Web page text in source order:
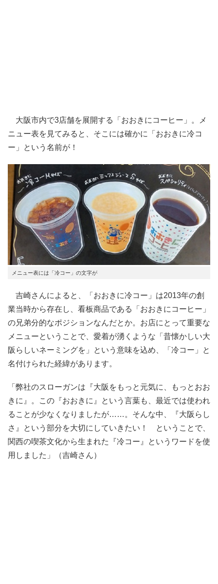
大阪市内で3店舗を展開する「おおきにコーヒー」。メ
ニュー表を見てみると、そこには確かに「おおきに冷コ
ー」という名前が！
メニュー表には「冷コー」の文字が
吉崎さんによると、「おおきに冷コー」は2013年の創
業当時から存在し、看板商品である「おおきにコーヒー」
の兄弟分的なポジションなんだとか。お店にとって重要な
メニューということで、愛着が湧くような「昔懐かしい大
阪らしいネーミングを」という意味を込め、「冷コー」と
名付けられた経緯があります。
「弊社のスローガンは『大阪をもっと元気に、もっとおお
きに』。この『おおきに』という言葉も、最近では使われ
ることが少なくなりましたが……。そんな中、『大阪らし
さ』という部分を大切にしていきたい！ ということで、
関西の喫茶文化から生まれた『冷コー』というワードを使
用しました」（吉崎さん）